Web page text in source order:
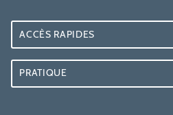
ACCÈS RAPIDES
PRATIQUE